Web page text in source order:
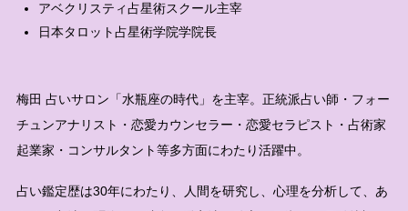
アベクリスティ占星術スクール主宰
日本タロット占星術学院学院長
梅田 占いサロン「水瓶座の時代」を主宰。正統派占い師・フォー
チュンアナリスト・恋愛カウンセラー・恋愛セラピスト・占術家
起業家・コンサルタント等多方面にわたり活躍中。
占い鑑定歴は30年にわたり、人間を研究し、心理を分析して、あ